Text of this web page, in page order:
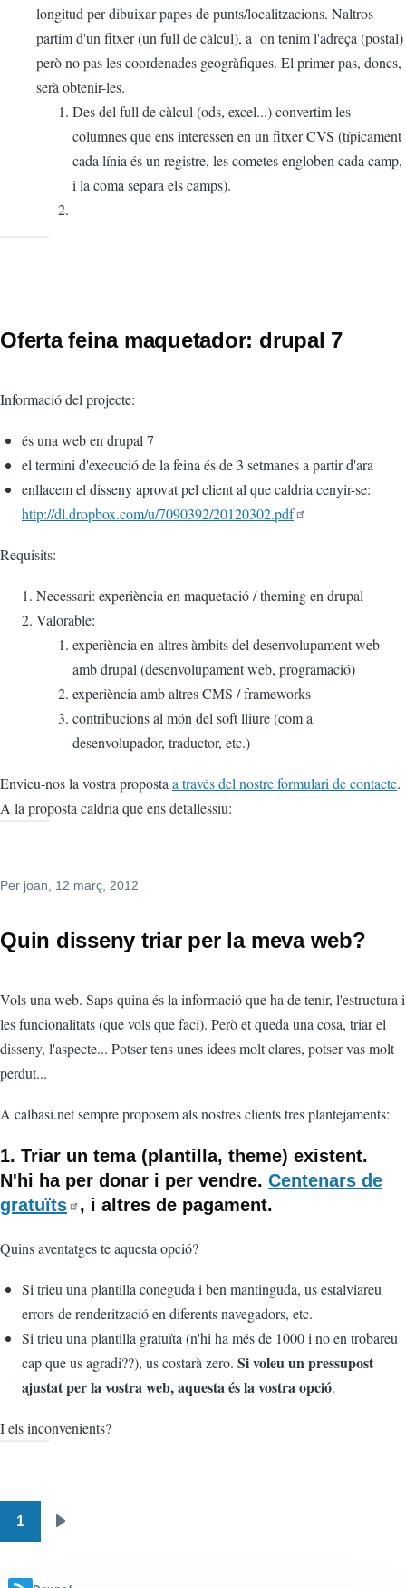
longitud per dibuixar papes de punts/localitzacions. Naltros
partim d'un fitxer (un full de càlcul), a on tenim l'adreça (postal)
però no pas les coordenades geogràfiques. El primer pas, doncs,
serà obtenir-les.
Des del full de càlcul (ods, excel...) convertim les
columnes que ens interessen en un fitxer CVS (típicament
cada línia és un registre, les cometes engloben cada camp,
i la coma separa els camps).
Oferta feina maquetador: drupal 7
Informació del projecte:
és una web en drupal 7
el termini d'execució de la feina és de 3 setmanes a partir d'ara
enllacem el disseny aprovat pel client al que caldria cenyir-se:
http://dl.dropbox.com/u/7090392/20120302.pdf
Requisits:
Necessari: experiència en maquetació / theming en drupal
Valorable:
experiència en altres àmbits del desenvolupament web
amb drupal (desenvolupament web, programació)
experiència amb altres CMS / frameworks
contribucions al món del soft lliure (com a
desenvolupador, traductor, etc.)
Envieu-nos la vostra proposta a través del nostre formulari de contacte.
A la proposta caldria que ens detallessiu:
Per joan , 12 març, 2012
Quin disseny triar per la meva web?
Vols una web. Saps quina és la informació que ha de tenir, l'estructura i
les funcionalitats (que vols que faci). Però et queda una cosa, triar el
disseny, l'aspecte... Potser tens unes idees molt clares, potser vas molt
perdut...
A calbasi.net sempre proposem als nostres clients tres plantejaments:
1. Triar un tema (plantilla, theme) existent.
N'hi ha per donar i per vendre. Centenars de
gratuïts
, i altres de pagament.
Quins aventatges te aquesta opció?
Si trieu una plantilla coneguda i ben mantinguda, us estalviareu
errors de renderització en diferents navegadors, etc.
Si trieu una plantilla gratuïta (n'hi ha més de 1000 i no en trobareu
cap que us agradi??), us costarà zero. Si voleu un pressupost
ajustat per la vostra web, aquesta és la vostra opció.
I els inconvenients?
Paginació
1